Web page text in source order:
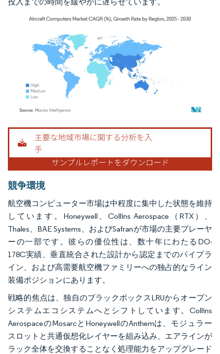
画像 © Mordor Intelligence。再利用にはCC BY 4.0の表示が必要です。
競争環境
航空機コンピューター市場は中程度に集中した状態を維持
しています。Honeywell、Collins Aerospace（RTX）、
Thales、BAE Systems、およびSafranが市場の主要プレーヤ
ーの一部です。彼らの優位性は、数十年にわたるDO-
178C実績、垂直統合された設計から認定までのパイプラ
イン、および高需要航空機ファミリーへの独占的なライン
装備ポジションにあります。
戦略的焦点は、独自のブラックボックスLRUからオープン
システムエコシステムへとシフトしています。Collins
AerospaceのMosarcとHoneywellのAnthemは、モジュラー
スロットと共通仮想化レイヤーを組み込み、エアラインが
ラック全体を交換することなく処理能力をアップグレード